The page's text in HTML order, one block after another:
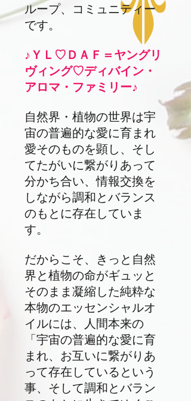
ループ、コミュニティー
です。
♪ＹＬ♡ＤＡＦ＝ヤングリ
ヴィング♡ディバイン・
アロマ・ファミリー♪
自然界・植物の世界は宇
宙の普遍的な愛に育まれ
愛そのものを顕し、そし
てたがいに繋がりあって
分かち合い、情報交換を
しながら調和とバランス
のもとに存在していま
す。
だからこそ、きっと自然
界と植物の命がギュッと
そのまま凝縮した純粋な
本物のエッセンシャルオ
イルには、人間本来の
「宇宙の普遍的な愛に育
まれ、 お互いに繋がりあ
って存在しているという
事、そして調和とバラン